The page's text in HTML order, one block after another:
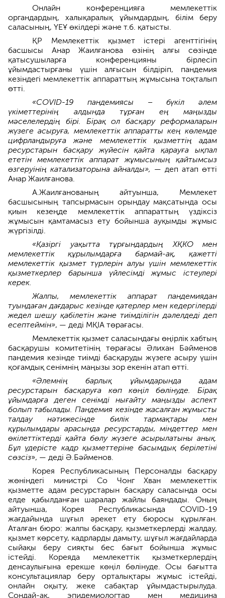
Онлайн конференцияға мемлекеттік
органдардың, халықаралық ұйымдардың, білім беру
саласының, ҮЕҰ өкілдері және т.б. қатысты.
ҚР Мемлекеттік қызмет істері агенттігінің
басшысы Анар Жаилғанова өзінің алғы сөзінде
қатысушыларға конференцияны бірлесіп
ұйымдастырғаны үшін алғысын білдіріп, пандемия
кезіндегі мемлекеттік аппараттың жұмысына тоқталып
өтті.
«COVID-19 пандемиясы – бүкіл әлем
үкіметтерінің алдында тұрған ең маңызды
мәселелердің бірі. Бірақ ол басқару реформаларын
жүзеге асыруға, мемлекеттік аппаратты кең көлемде
цифрландыруға және мемлекеттік қызметтің адам
ресурстарын басқару жүйесін қайта қарауға ықпал
ететін мемлекеттік аппарат жұмысының қайтымсыз
өзгеруінің катализаторына айналды», — деп атап өтті
Анар Жаилғанова.
А.Жаилғанованың айтуынша, Мемлекет
басшысының тапсырмасын орындау мақсатында осы
қиын кезеңде мемлекеттік аппараттың үздіксіз
жұмысын қамтамасыз ету бойынша ауқымды жұмыс
жүргізілді.
«Қазіргі уақытта тұрғындардың ХҚКО мен
мемлекеттік құрылымдарға бармай-ақ, қажетті
мемлекеттік қызмет түрлерін алуы үшін мемлекеттік
қызметкерлер барынша үйлесімді жұмыс істеулері
керек.
Жалпы, мемлекеттік аппарат пандемиядан
туындаған дағдарыс кезінде қатерлер мен кедергілерді
жедел шешу қабілетін және тиімділігін дәлелдеді деп
есептеймін», — деді МҚІА төрағасы.
Мемлекеттік қызмет саласындағы өңірлік хабтың
басқарушы комитетінің төрағасы Әлихан Бәйменов
пандемия кезінде тиімді басқаруды жүзеге асыру үшін
қоғамдық сенімнің маңызы зор екенін атап өтті.
«Әлемнің барлық ұйымдарында адам
ресурстарын басқаруға көп көңіл бөлінуде. Бірақ
ұйымдарға деген сенімді нығайту маңызды аспект
болып табылады. Пандемия кезінде жасалған жұмысты
талдау нәтижесінде билік тармақтары мен
құрылымдары арасында ресурстарды, міндеттер мен
өкілеттіктерді қайта бөлу жүзеге асырылатыны анық.
Бұл үдерісте кадр қызметтеріне басымдық берілетіні
сөзсіз», — деді Ә.Бәйменов.
Корея Республикасының Персоналды басқару
жөніндегі министрі Со Чонг Хван мемлекеттік
қызметте адам ресурстарын басқару саласында осы
елде қабылданған шаралар жайлы баяндады. Оның
айтуынша, Корея Республикасында COVID-19
жағдайында шұғыл әрекет ету бюросы құрылған.
Аталған бюро: жалпы басқару, қызметкерлерді жалдау,
қызмет көрсету, кадрларды дамыту, шұғыл жағдайларда
сыйақы беру сияқты бес бағыт бойынша жұмыс
істейді. Кореяда мемлекеттік қызметкерлердің
денсаулығына ерекше көңіл бөлінуде. Осы бағытта
консультациялар беру орталықтары жұмыс істейді,
онлайн оқыту, жеке сабақтар ұйымдастырылуда.
Сондай-ақ, эпидемиологтар мен медицина